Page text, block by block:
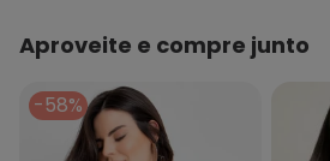
Aproveite e compre junto
-58%